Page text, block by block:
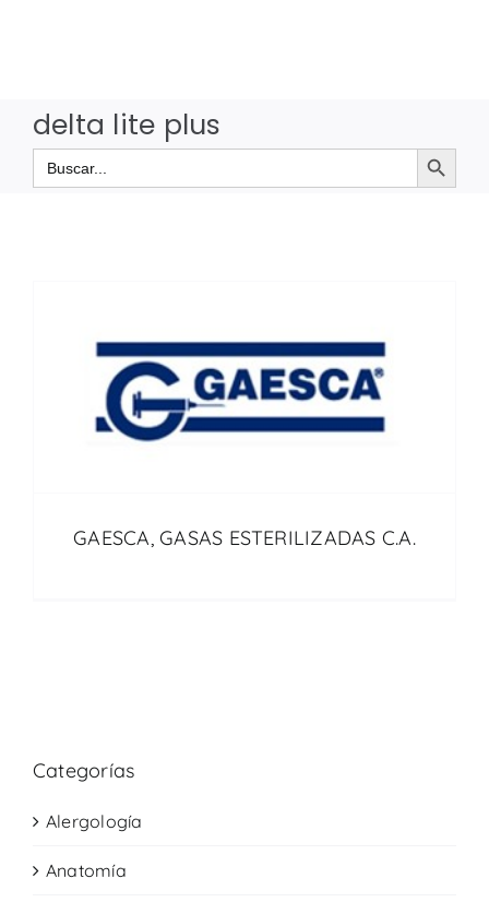
delta lite plus
Buscar: Botón de búsqueda
GAESCA, GASAS ESTERILIZADAS C.A.
Categorías
Alergología
Anatomía